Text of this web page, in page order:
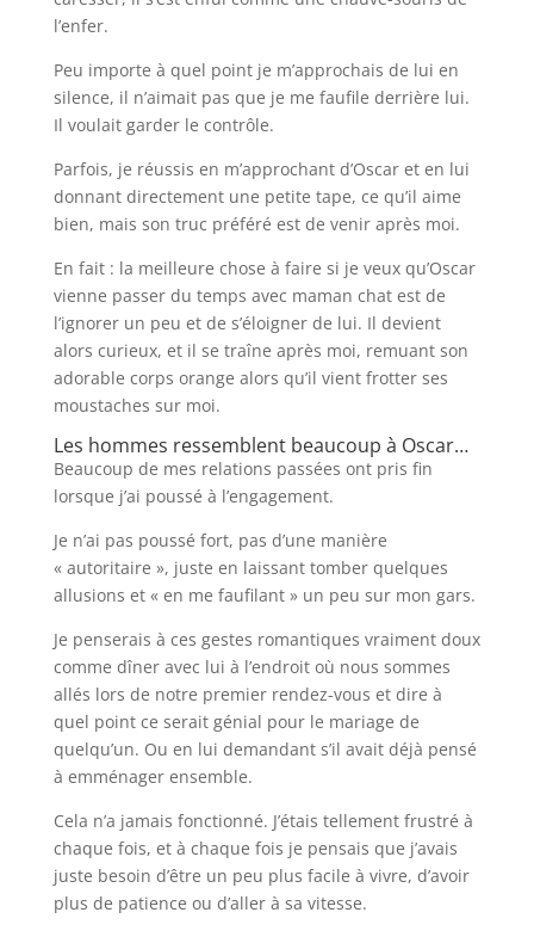
l’enfer.
Peu importe à quel point je m’approchais de lui en
silence, il n’aimait pas que je me faufile derrière lui.
Il voulait garder le contrôle.
Parfois, je réussis en m’approchant d’Oscar et en lui
donnant directement une petite tape, ce qu’il aime
bien, mais son truc préféré est de venir après moi.
En fait : la meilleure chose à faire si je veux qu’Oscar
vienne passer du temps avec maman chat est de
l’ignorer un peu et de s’éloigner de lui. Il devient
alors curieux, et il se traîne après moi, remuant son
adorable corps orange alors qu’il vient frotter ses
moustaches sur moi.
Les hommes ressemblent beaucoup à Oscar…
Beaucoup de mes relations passées ont pris fin
lorsque j’ai poussé à l’engagement.
Je n’ai pas poussé fort, pas d’une manière
« autoritaire », juste en laissant tomber quelques
allusions et « en me faufilant » un peu sur mon gars.
Je penserais à ces gestes romantiques vraiment doux
comme dîner avec lui à l’endroit où nous sommes
allés lors de notre premier rendez-vous et dire à
quel point ce serait génial pour le mariage de
quelqu’un. Ou en lui demandant s’il avait déjà pensé
à emménager ensemble.
Cela n’a jamais fonctionné. J’étais tellement frustré à
chaque fois, et à chaque fois je pensais que j’avais
juste besoin d’être un peu plus facile à vivre, d’avoir
plus de patience ou d’aller à sa vitesse.